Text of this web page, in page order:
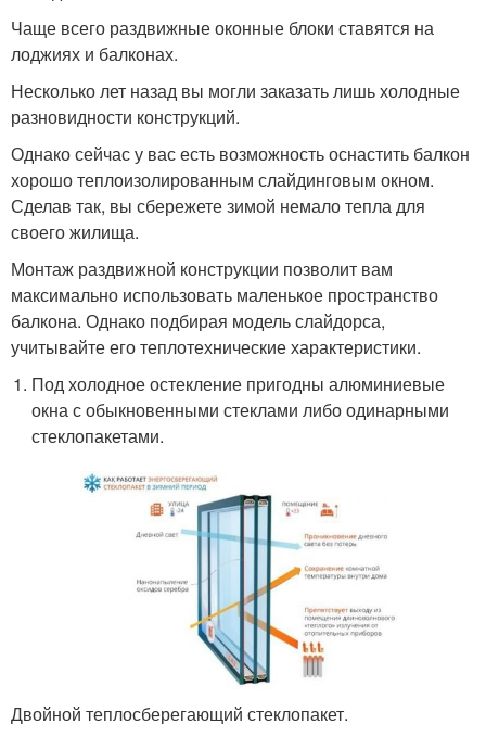
Чаще всего раздвижные оконные блоки ставятся на
лоджиях и балконах.
Несколько лет назад вы могли заказать лишь холодные
разновидности конструкций.
Однако сейчас у вас есть возможность оснастить балкон
хорошо теплоизолированным слайдинговым окном.
Сделав так, вы сбережете зимой немало тепла для
своего жилища.
Монтаж раздвижной конструкции позволит вам
максимально использовать маленькое пространство
балкона. Однако подбирая модель слайдорса,
учитывайте его теплотехнические характеристики.
Под холодное остекление пригодны алюминиевые
окна с обыкновенными стеклами либо одинарными
стеклопакетами.
Двойной теплосберегающий стеклопакет.